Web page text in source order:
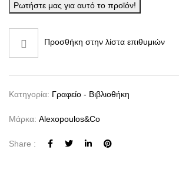
Ρωτήστε μας για αυτό το προϊόν!
Προσθήκη στην λίστα επιθυμιών
Κατηγορία: Γραφείο - Βιβλιοθήκη
Μάρκα: Alexopoulos&co
Share :